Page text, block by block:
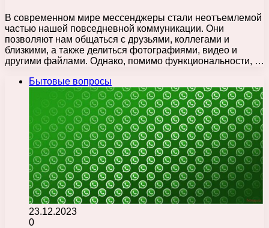
В современном мире мессенджеры стали неотъемлемой
частью нашей повседневной коммуникации. Они
позволяют нам общаться с друзьями, коллегами и
близкими, а также делиться фотографиями, видео и
другими файлами. Однако, помимо функциональности, …
Бытовые вопросы
23.12.2023
0